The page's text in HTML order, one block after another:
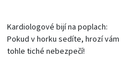
Kardiologové bijí na poplach:
Pokud v horku sedíte, hrozí vám
tohle tiché nebezpečí!